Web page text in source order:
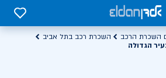
0
השכרת הרכב
השכרת רכב בתל אביב
הגדולה